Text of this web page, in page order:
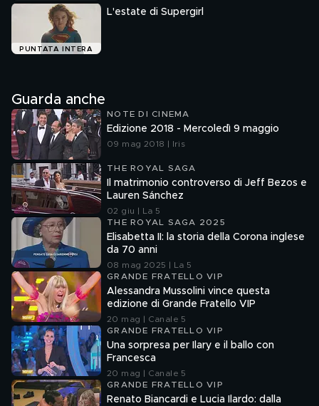
PUNTATA INTERA
L'estate di Supergirl
Guarda anche
NOTE DI CINEMA
Edizione 2018 - Mercoledì 9 maggio
09 mag 2018 | Iris
THE ROYAL SAGA
Il matrimonio controverso di Jeff Bezos e
Lauren Sánchez
02 giu | La 5
THE ROYAL SAGA 2025
Elisabetta II: la storia della Corona inglese
da 70 anni
08 mag 2025 | La 5
GRANDE FRATELLO VIP
Alessandra Mussolini vince questa
edizione di Grande Fratello VIP
20 mag | Canale 5
GRANDE FRATELLO VIP
Una sorpresa per Ilary e il ballo con
Francesca
20 mag | Canale 5
GRANDE FRATELLO VIP
Renato Biancardi e Lucia Ilardo: dalla